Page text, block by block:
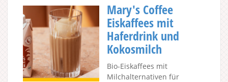
Mary's Coffee
Eiskaffees mit
Haferdrink und
Kokosmilch
Bio-Eiskaffees mit
Milchalternativen für